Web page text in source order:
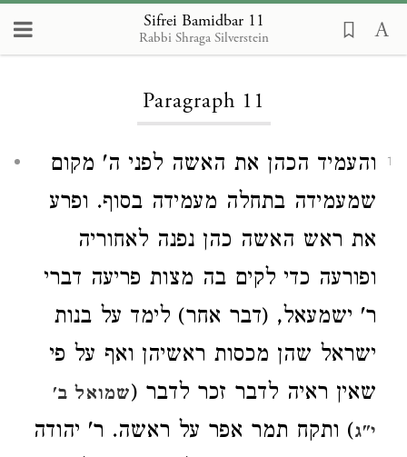
Sifrei Bamidbar 11
Rabbi Shraga Silverstein
Loading...
Paragraph 11
1
והעמיד הכהן את האשה לפני ה' מקום
שמעמידה בתחלה מעמידה בסוף. ופרע
את ראש האשה כהן נפנה לאחוריה
ופורעה כדי לקים בה מצות פריעה דברי
ר' ישמעאל, (דבר אחר) לימד על בנות
ישראל שהן מכסות ראשיהן ואף על פי
שאין ראיה לדבר זכר לדבר (שמואל ב'
י"ג) ותקח תמר אפר על ראשה. ר' יהודה